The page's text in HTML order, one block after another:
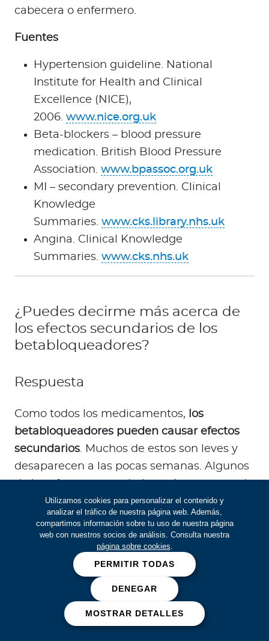
Utilizamos cookies para personalizar el contenido y
analizar el tráfico de nuestra página web. Además,
compartimos información sobre tu uso de nuestra página
web con nuestros socios de análisis. Consulta nuestra
página sobre cookies.
PERMITIR TODAS
DENEGAR
MOSTRAR DETALLES
cabecera o enfermero.
Fuentes
Hypertension guideline. National
Institute for Health and Clinical
Excellence (NICE),
2006. www.nice.org.uk
Beta-blockers – blood pressure
medication. British Blood Pressure
Association. www.bpassoc.org.uk
MI – secondary prevention. Clinical
Knowledge
Summaries. www.cks.library.nhs.uk
Angina. Clinical Knowledge
Summaries. www.cks.nhs.uk
¿Puedes decirme más acerca de
los efectos secundarios de los
betabloqueadores?
Respuesta
Como todos los medicamentos,
los
betabloqueadores pueden causar efectos
secundarios. Muchos de estos son leves y
desaparecen a las pocas semanas. Algunos
los betabloqueadores son: cansancio,
manos y pies fríos, problemas para dormir y
ritmo cardíaco lento. Si piensas que tienes
efectos secundarios a causa de tus
medicamentos, habla con tu médico de
cabecera o enfermero.
Explicación